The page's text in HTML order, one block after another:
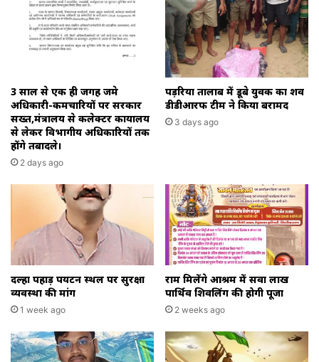
धान
खरीदी।
3 साल से एक ही जगह जमे
अधिकारी-कर्मचारियों पर सरकार
सख्त,मंत्रालय से कलेक्टर कार्यालय
से लेकर विभागीय अधिकारियों तक
होंगे तबादले।
2 days ago
पड़रिया तालाब में डूबे युवक का शव
डीडीआरफ टीम ने किया बरामद
3 days ago
दल्हा पहाड़ पर्यटन स्थल पर सुरक्षा
व्यवस्था की मांग
1 week ago
राम मिलेंगे आश्रम में सवा लाख
पार्थिव शिवलिंग की होगी पूजा
2 weeks ago